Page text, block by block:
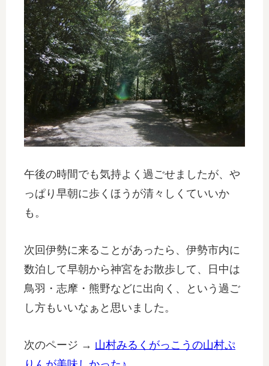
午後の時間でも気持よく過ごせましたが、や
っぱり早朝に歩くほうが清々しくていいか
も。
次回伊勢に来ることがあったら、伊勢市内に
数泊して早朝から神宮をお散歩して、日中は
鳥羽・志摩・熊野などに出向く、という過ご
し方もいいなぁと思いました。
次のページ → 山村みるくがっこうの山村ぷ